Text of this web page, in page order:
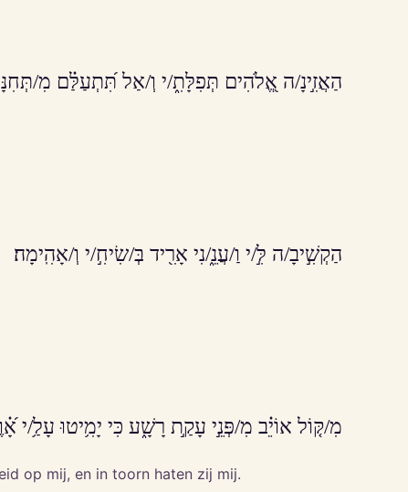
הַאֲזִ֣ינָ/ה אֱ֭לֹהִים תְּפִלָּתִ֑/י וְ/אַל תִּ֝תְעַלַּ֗ם מִ/
הַקְשִׁ֣יבָ/ה לִּ֣/י וַ/עֲנֵ֑/נִי אָרִ֖יד בְּ/שִׂיחִ֣/י וְ/אָהִֽימָה׃
מִ/קּ֤וֹל אוֹיֵ֗ב מִ/פְּנֵ֣י עָקַ֣ת רָשָׁ֑ע כִּי יָמִ֥יטוּ עָלַ֥/י
op mij, en in toorn haten zij mij.